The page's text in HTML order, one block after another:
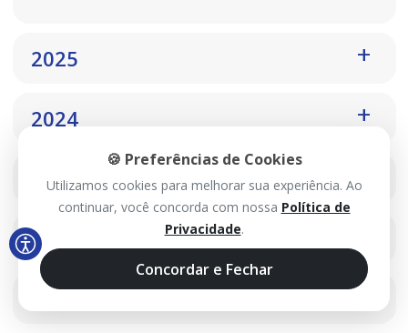
2025
2024
2023
2022
2021
🍪 Preferências de Cookies
Utilizamos cookies para melhorar sua experiência. Ao
continuar, você concorda com nossa Política de
Privacidade.
Concordar e Fechar